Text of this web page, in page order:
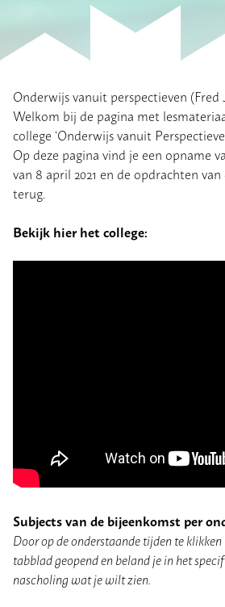
Onderwijs vanuit perspectieven (Fred
Welkom bij de pagina met
college ‘Onderwijs vanuit
Op deze pagina vind je een opname
van 8 april 2021 en de opdrachten
terug.
Bekijk hier het college:
Subjects van de bijeenkomst per
Door op de onderstaande tijden te
tabblad geopend en beland je in het
nascholing wat je wilt zien.